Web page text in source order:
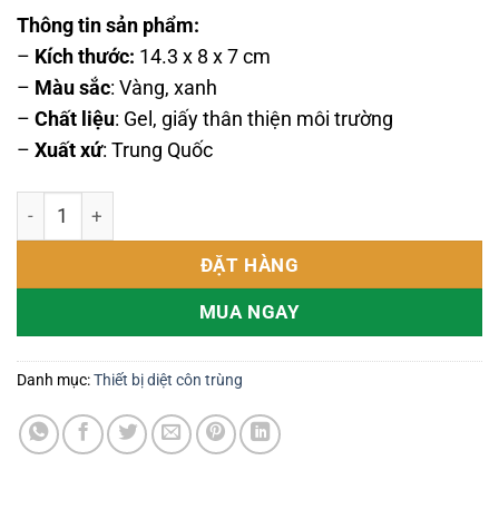
Thông tin sản phẩm:
– Kích thước: 14.3 x 8 x 7 cm
– Màu sắc: Vàng, xanh
– Chất liệu: Gel, giấy thân thiện môi trường
– Xuất xứ: Trung Quốc
Keo bẫy gián, côn trùng bò BLUE TOUCH số lượng
ĐẶT HÀNG
MUA NGAY
Danh mục:Thiết bị diệt côn trùng